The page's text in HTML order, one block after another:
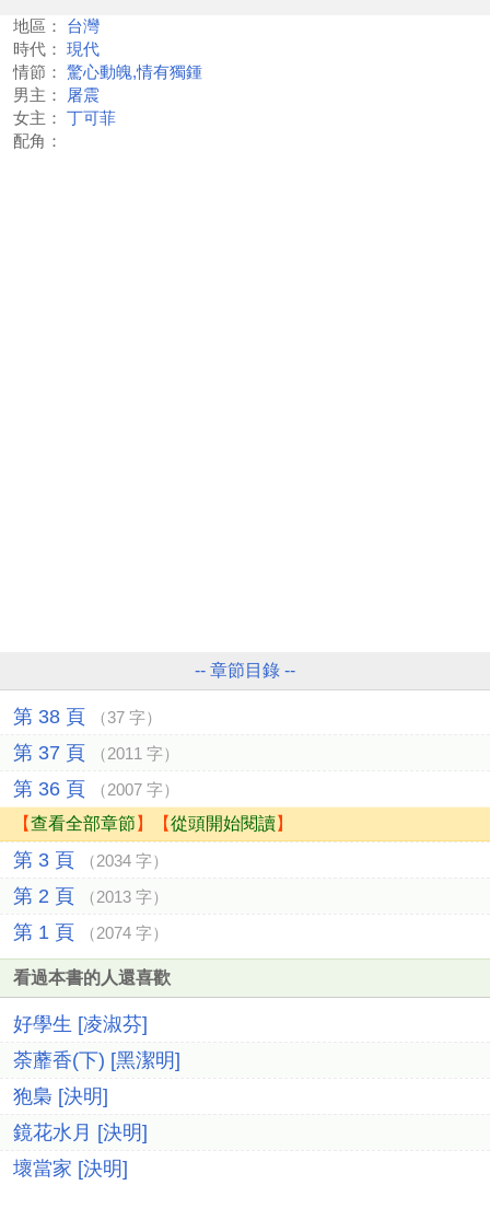
地區：
台灣
時代：
現代
情節：
驚心動魄,情有獨鍾
男主：
屠震
女主：
丁可菲
配角：
-- 章節目錄 --
第 38 頁 （37 字）
第 37 頁 （2011 字）
第 36 頁 （2007 字）
【查看全部章節 】【從頭開始閱讀】
第 3 頁 （2034 字）
第 2 頁 （2013 字）
第 1 頁 （2074 字）
看過本書的人還喜歡
好學生 [凌淑芬]
荼蘼香(下) [黑潔明]
狍梟 [決明]
鏡花水月 [決明]
壞當家 [決明]